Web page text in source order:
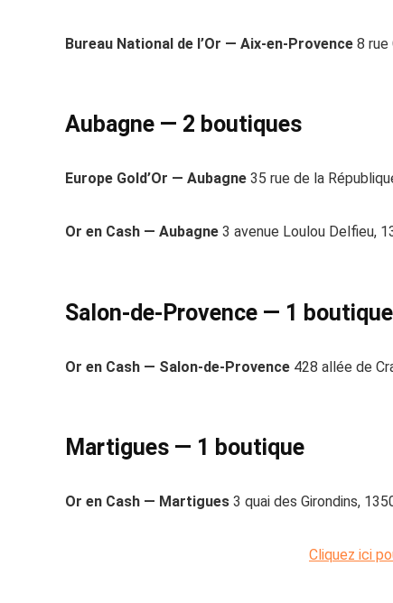
Bureau National de l’Or — Aix-en-Provence 8 rue
Aubagne — 2 boutiques
Europe Gold’Or — Aubagne 35 rue de la
Or en Cash — Aubagne 3 avenue Loulou Delfieu,
Salon-de-Provence — 1 boutique
Or en Cash — Salon-de-Provence 428 allée de
Martigues — 1 boutique
Or en Cash — Martigues 3 quai des Girondins,
Cliquez ici